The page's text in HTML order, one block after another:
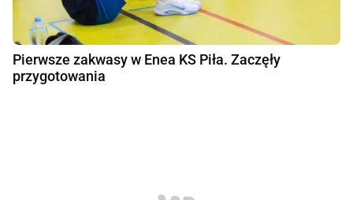
Pierwsze zakwasy w Enea KS Piła. Zaczęły
przygotowania